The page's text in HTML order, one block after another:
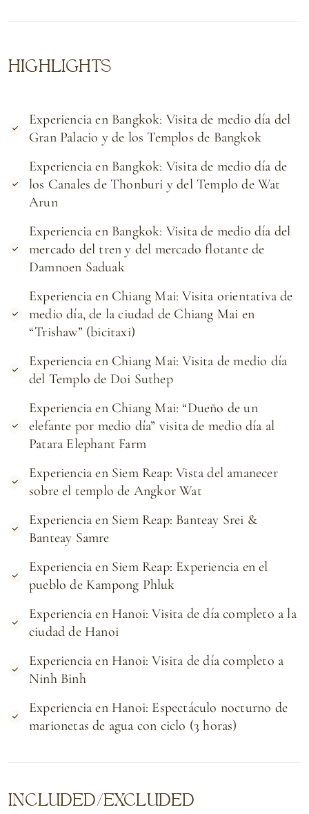
HIGHLIGHTS
Experiencia en Bangkok: Visita de medio día del
Gran Palacio y de los Templos de Bangkok
Experiencia en Bangkok: Visita de medio día de
los Canales de Thonburi y del Templo de Wat
Arun
Experiencia en Bangkok: Visita de medio día del
mercado del tren y del mercado flotante de
Damnoen Saduak
Experiencia en Chiang Mai: Visita orientativa de
medio día, de la ciudad de Chiang Mai en
“Trishaw” (bicitaxi)
Experiencia en Chiang Mai: Visita de medio día
del Templo de Doi Suthep
Experiencia en Chiang Mai: “Dueño de un
elefante por medio día” visita de medio día al
Patara Elephant Farm
Experiencia en Siem Reap: Vista del amanecer
sobre el templo de Angkor Wat
Experiencia en Siem Reap: Banteay Srei &
Banteay Samre
Experiencia en Siem Reap: Experiencia en el
pueblo de Kampong Phluk
Experiencia en Hanoi: Visita de día completo a la
ciudad de Hanoi
Experiencia en Hanoi: Visita de día completo a
Ninh Binh
Experiencia en Hanoi: Espectáculo nocturno de
marionetas de agua con ciclo (3 horas)
INCLUDED/EXCLUDED